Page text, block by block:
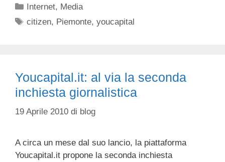
Categorie
Internet, Media
Tag
citizen, Piemonte,youcapital
Youcapital.it: al via la seconda
inchiesta giornalistica
19 Aprile 2010 di blog
A circa un mese dal suo lancio, la piattaforma
Youcapital.it propone la seconda inchiesta